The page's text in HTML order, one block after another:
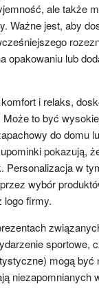
ale także
Ważne jest, aby
opakowaniu lub
i relaks,
to być
do domu
pokazują,
Personalizacja w
wybór
logo firmy.
sportowe,
mogą
niezapomnianych